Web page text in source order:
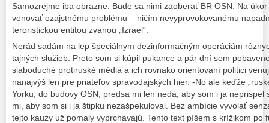
Samozrejme iba obrazne. Bude sa nimi zaoberať BR OSN. Na
venovať ozajstnému problému – ničím nevyprovokovanému
teroristickou entitou zvanou „Izrael“.
Nerád sadám na lep špeciálnym dezinformačným operáciám
tajných služieb. Preto som si kúpil pukance a pár dní som
slaboduché protiruské médiá a ich rovnako orientovaní politici
nanajvýš len pre priateľov spravodajských hier. -No ale keďže
Yorku, do budovy OSN, predsa mi len nedá, aby som i ja neprispel
mi, aby som si i ja štipku nezašpekuloval. Bez ambície vyvolať
tejto kauzy už pomaly vyprchávajú. Tento text píšem s krížikom po